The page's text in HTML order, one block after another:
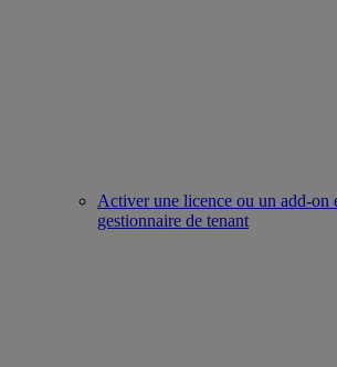
Activer une licence ou un add-on
gestionnaire de tenant